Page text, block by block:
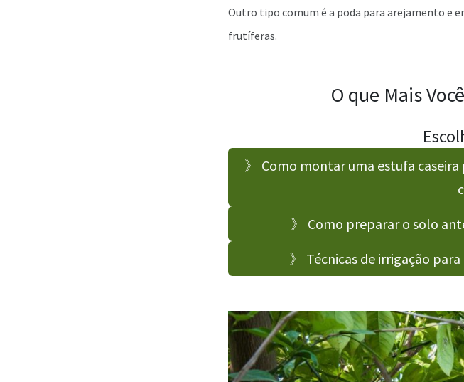
Outro tipo comum é a poda para arejamento e
frutíferas.
O que Mais
》 Como montar uma estufa
》 Como preparar o solo
》 Técnicas de irrigação